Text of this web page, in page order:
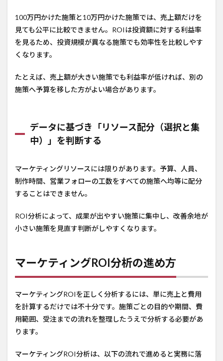
100万円かけた施策と10万円かけた施策では、売上額だけを
見ても公平に比較できません。ROIは投資額に対する利益率
を見るため、投資規模が異なる施策でも効率性を比較しやす
くなります。
たとえば、売上額が大きい施策でも利益率が低ければ、別の
施策へ予算を移した方がよい場合があります。
データに基づき「リソース配分（選択と集
中）」を判断する
マーケティングリソースには限りがあります。予算、人員、
制作時間、営業フォローの工数をすべての施策へ均等に配分
することはできません。
ROI分析によって、成果が出やすい施策に集中し、改善余地が
小さい施策を見直す判断がしやすくなります。
マーケティングROI分析の進め方
マーケティングROIを正しく分析するには、単に売上と費用
を計算するだけでは不十分です。施策ごとの目的や期間、費
用範囲、受注までの流れを整理したうえで分析する必要があ
ります。
マーケティングROI分析は、以下の流れで進めると実務に落